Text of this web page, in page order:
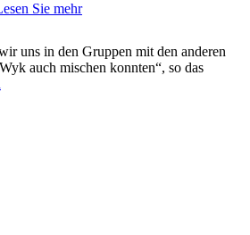
Sie mehr
uns in den Gruppen mit den anderen
auch mischen konnten“, so das